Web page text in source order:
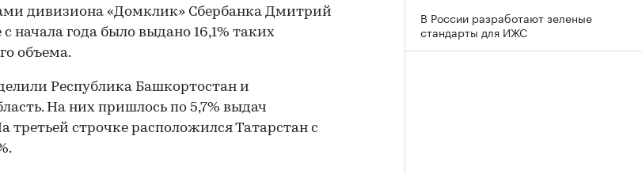
дивизиона «Домклик» Сбербанка Дмитрий
начала года было выдано 16,1% таких
объема.
Республика Башкортостан и
На них пришлось по 5,7% выдач
третьей строчке расположился Татарстан с
В России разработают зеленые
стандарты для ИЖС